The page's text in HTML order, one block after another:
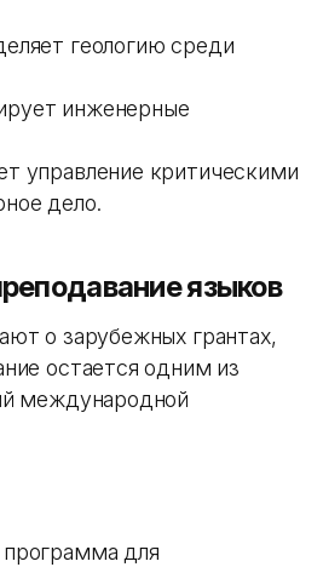
геологию среди
инженерные
управление критическими
дело.
языков
о зарубежных грантах,
остается одним из
международной
для